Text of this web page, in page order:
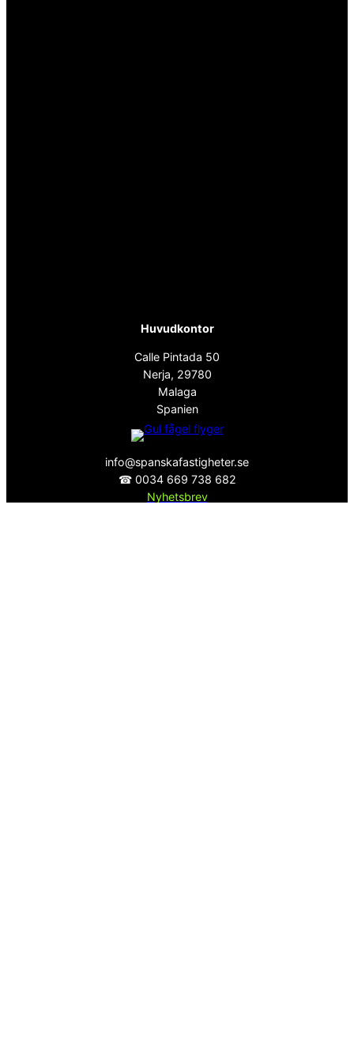
Huvudkontor
Calle Pintada 50
Nerja, 29780
Malaga
Spanien
info@spanskafastigheter.se
☎ 0034 669 738 682
Nyhetsbrev